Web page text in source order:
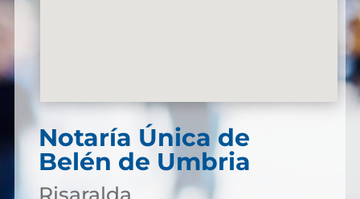
Notaría Única de
Belén de Umbria
Risaralda